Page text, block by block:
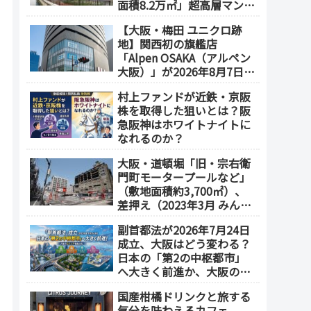
面積8.2万㎡」超高層マンシ
竣工
【大阪・梅田 ユニクロ跡
地】関西初の旗艦店
「Alpen OSAKA（アルペン
大阪）」が2026年8月7日オ
の体験型スポーツ専門店が
誕生
村上ファンドが近鉄・京阪
株を取得した狙いとは？阪
急阪神はホワイトナイトに
なれるのか？
大阪・道頓堀「旧・宗右衛
門町モータープールなど」
（敷地面積約3,700㎡）、
差押え（2023年3月 みんな
得）
副首都法が2026年7月24日
成立、大阪はどう変わる？
日本の「第2の中枢都市」
へ大きく前進か、大阪の5
国産柑橘ドリンクと旅する